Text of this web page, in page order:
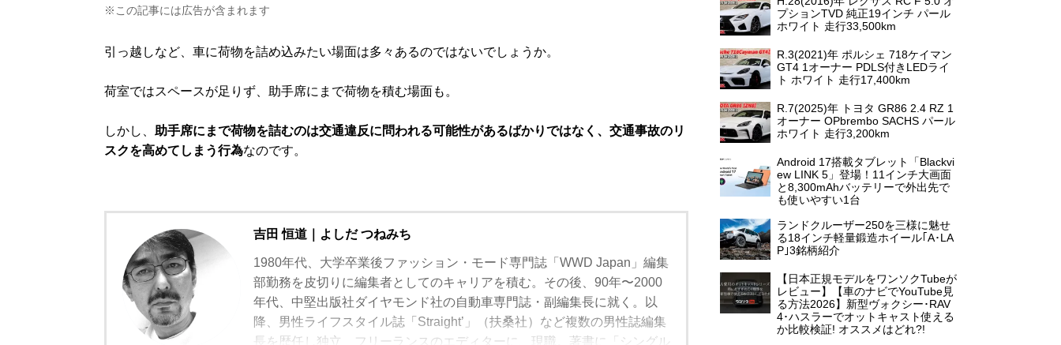
※この記事には広告が含まれます
引っ越しなど、車に荷物を詰め込みたい場面は多々あるのではないでしょうか。
荷室ではスペースが足りず、助手席にまで荷物を積む場面も。
しかし、 助手席にまで荷物を詰むのは交通違反に問われる可能性があるばかりではなく、交通事故のリ
スクを高めてしまう行為なのです。
吉田 恒道｜よしだ つねみち
1980年代、大学卒業後ファッション・モード専門誌「WWD Japan」編集
部勤務を皮切りに編集者としてのキャリアを積む。その後、90年〜2000
年代、中堅出版社ダイヤモンド社の自動車専門誌・副編集長に就く。以
降、男性ライフスタイル誌「Straight’」（扶桑社）など複数の男性誌編集
長を歴任し独立、フリーランスのエディターに、現職。著書に「シングル
プションTVD 純正19インチ パール
ホワイト 走行33,500km
R.3(2021)年 ポルシェ 718ケイマン
GT4 1オーナー PDLS付きLEDライ
ト ホワイト 走行17,400km
R.7(2025)年 トヨタ GR86 2.4 RZ 1
オーナー OPbrembo SACHS パール
ホワイト 走行3,200km
Android 17搭載タブレット「Blackvi
ew LINK 5」登場！11インチ大画面
と8,300mAhバッテリーで外出先で
も使いやすい1台
ランドクルーザー250を三様に魅せ
る18インチ軽量鍛造ホイール｢A･LA
P｣3銘柄紹介
【日本正規モデルをワンソクTubeが
レビュー】【車のナビでYouTube見
る方法2026】新型ヴォクシー･RAV
4･ハスラーでオットキャスト使える
か比較検証! オススメはどれ?!